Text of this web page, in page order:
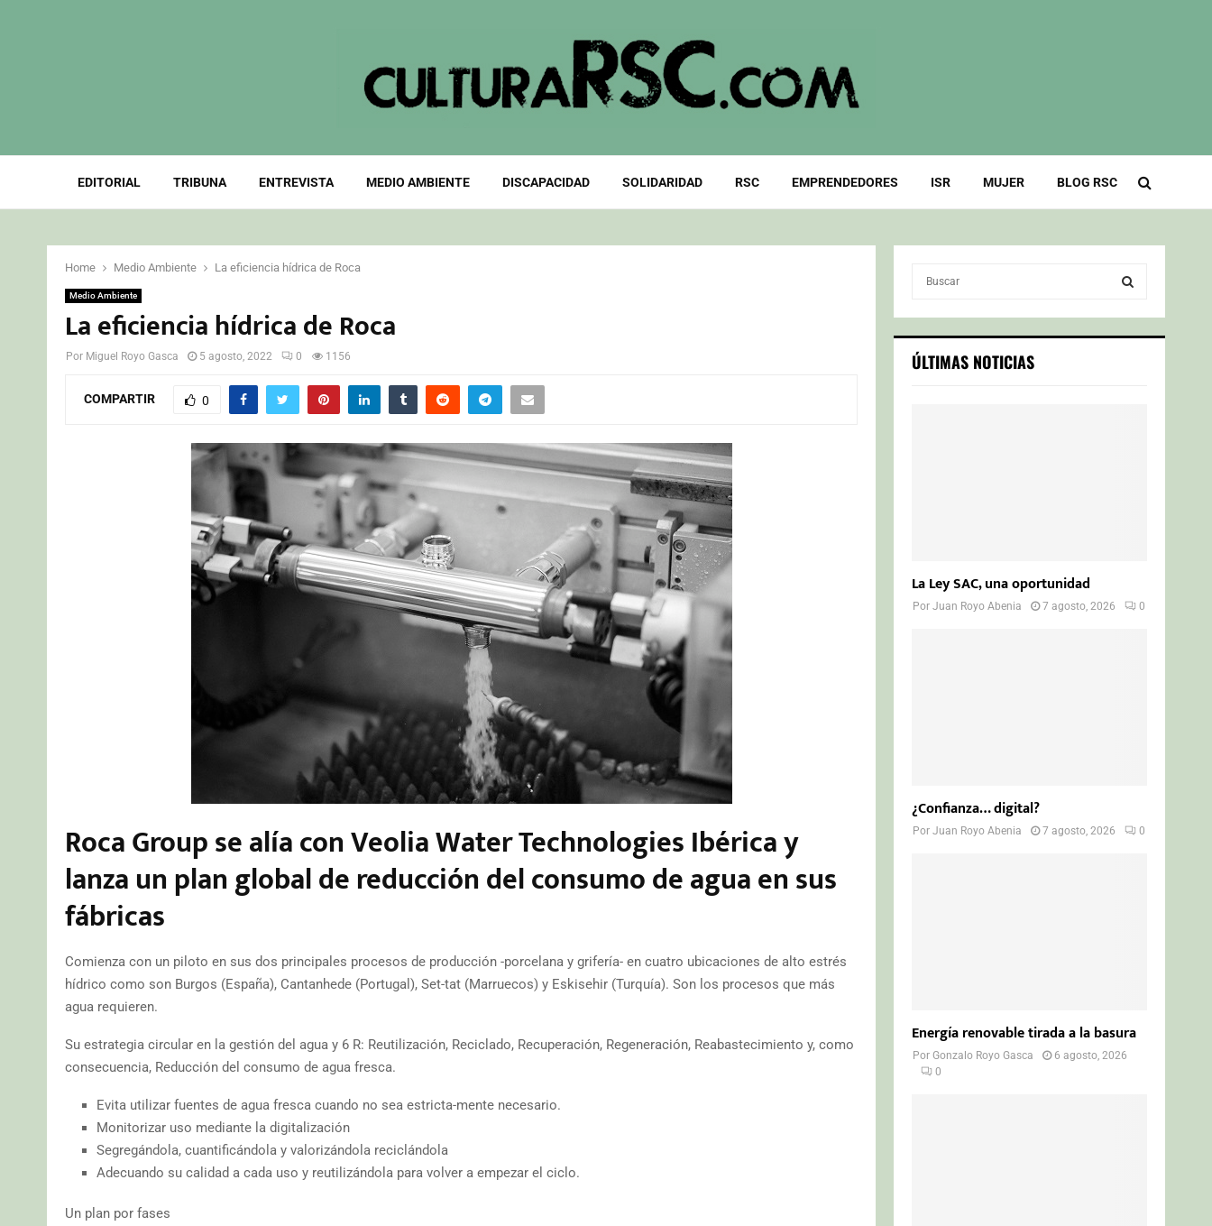
EDITORIAL TRIBUNA ENTREVISTA MEDIO AMBIENTE DISCAPACIDAD SOLIDARIDAD RSC EMPRENDEDORES ISR MUJER BLOG RSC
Home Medio Ambiente La eficiencia hídrica de Roca
Medio Ambiente
La eficiencia hídrica de Roca
Por Miguel Royo Gasca 5 agosto, 2022 0 1156
COMPARTIR 0
Roca Group se alía con Veolia Water Technologies Ibérica y
lanza un plan global de reducción del consumo de agua en sus
fábricas
Comienza con un piloto en sus dos principales procesos de producción -porcelana y grifería- en cuatro ubicaciones de alto estrés
hídrico como son Burgos (España), Cantanhede (Portugal), Set-tat (Marruecos) y Eskisehir (Turquía). Son los procesos que más
agua requieren.
Su estrategia circular en la gestión del agua y 6 R: Reutilización, Reciclado, Recuperación, Regeneración, Reabastecimiento y, como
consecuencia, Reducción del consumo de agua fresca.
Evita utilizar fuentes de agua fresca cuando no sea estricta-mente necesario.
Monitorizar uso mediante la digitalización
Segregándola, cuantificándola y valorizándola reciclándola
Adecuando su calidad a cada uso y reutilizándola para volver a empezar el ciclo.
Un plan por fases
c
h
S
ÚLTIMAS NOTICIAS
La Ley SAC, una oportunidad
PorJuan Royo Abenia 7 agosto, 2026 0
¿Confianza… digital?
PorJuan Royo Abenia 7 agosto, 2026 0
Energía renovable tirada a la basura
PorGonzalo Royo Gasca
6 agosto, 2026
0